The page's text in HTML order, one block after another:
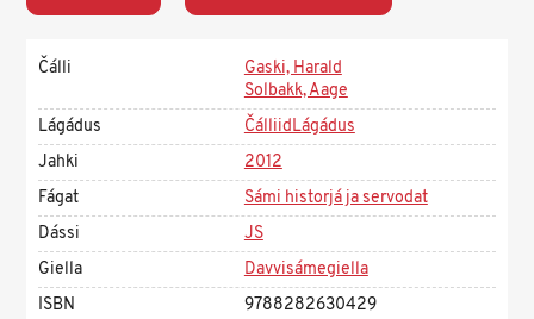
Čálli
Gaski, Harald
Solbakk, Aage
Lágádus
ČálliidLágádus
Jahki
2012
Fágat
Sámi historjá ja servodat
Dássi
JS
Giella
Davvisámegiella
ISBN
9788282630429